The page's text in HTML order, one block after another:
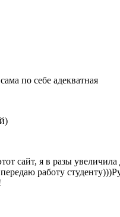
по себе адекватная
сайт, я в разы
работу